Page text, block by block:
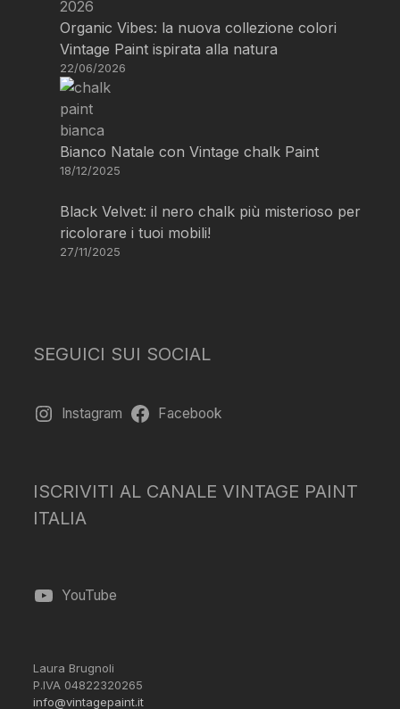
Organic Vibes: la nuova collezione colori
Vintage Paint ispirata alla natura
22/06/2026
Bianco Natale con Vintage chalk Paint
18/12/2025
Black Velvet: il nero chalk più misterioso per
ricolorare i tuoi mobili!
27/11/2025
SEGUICI SUI SOCIAL
Instagram Facebook
ISCRIVITI AL CANALE VINTAGE PAINT
ITALIA
YouTube
Laura Brugnoli
P.IVA 04822320265
info@vintagepaint.it